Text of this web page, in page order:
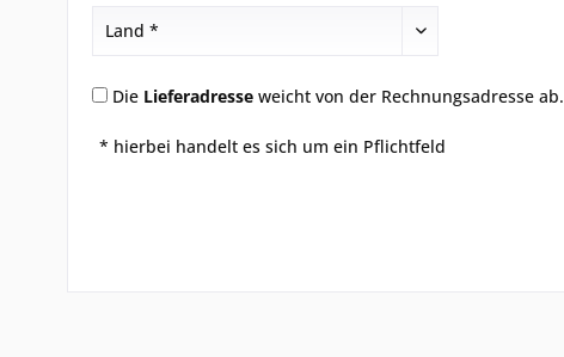
Die Lieferadresse weicht von der Rechnungsadresse ab.
* hierbei handelt es sich um ein Pflichtfeld